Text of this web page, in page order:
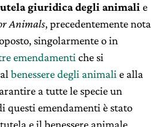
giuridica degli animali e
Animals, precedentemente nota
singolarmente o in
emendamenti che si
benessere degli animali e alla
a tutte le specie un
questi emendamenti è stato
e il benessere animale